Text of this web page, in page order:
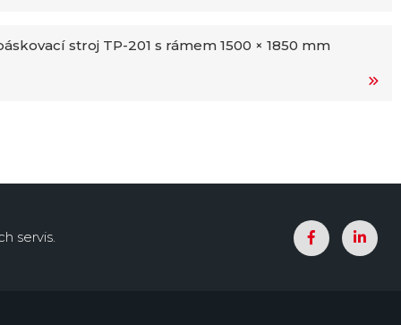
stroj TP-201 s rámem 1500 × 1850 mm
servis.